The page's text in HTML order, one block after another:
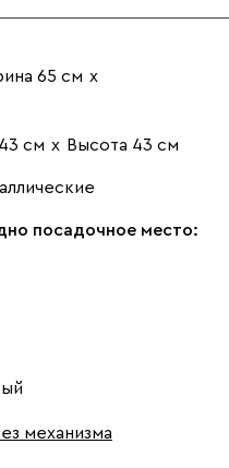
65 см х
см х Высота 43 см
посадочное место:
механизма